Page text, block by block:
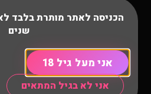
שנים
אני מעל גיל 18
אני לא בגיל המתאים